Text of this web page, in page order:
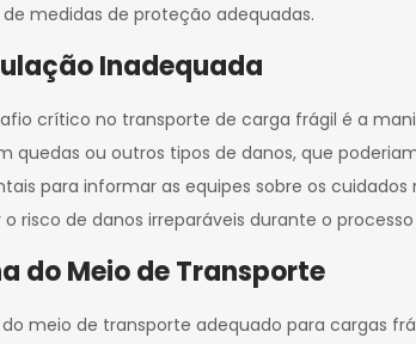
medidas de proteção adequadas.
Inadequada
crítico no transporte de carga frágil é a
quedas ou outros tipos de danos, que
para informar as equipes sobre os cuidados
risco de danos irreparáveis durante o
do Meio de Transporte
meio de transporte adequado para cargas